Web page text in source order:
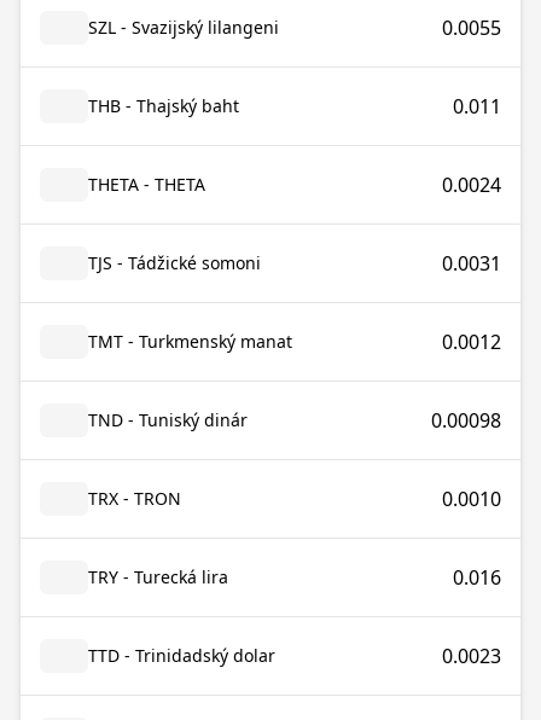
SZL - Svazijský lilangeni 0.0055
THB - Thajský baht 0.011
THETA - THETA 0.0024
TJS - Tádžické somoni 0.0031
TMT - Turkmenský manat 0.0012
TND - Tuniský dinár 0.00098
TRX - TRON 0.0010
TRY - Turecká lira 0.016
TTD - Trinidadský dolar 0.0023